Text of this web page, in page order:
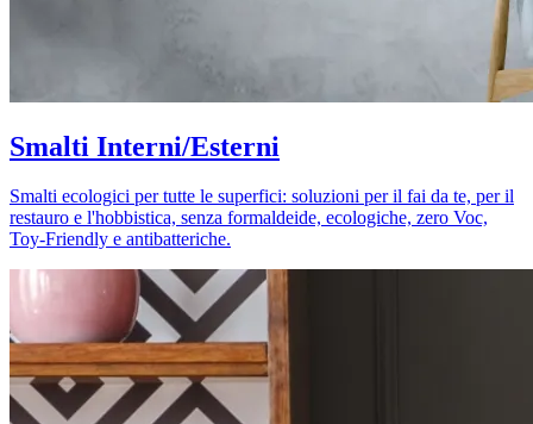
Smalti Interni/Esterni
Smalti ecologici per tutte le superfici: soluzioni per il fai da te, per il
restauro e l'hobbistica, senza formaldeide, ecologiche, zero Voc,
Toy-Friendly e antibatteriche.